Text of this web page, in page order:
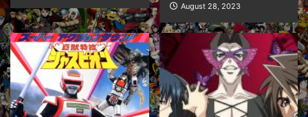
August 28, 2023